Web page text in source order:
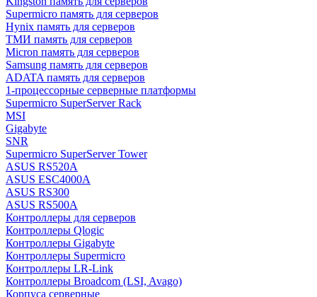
Supermicro память для серверов
Hynix память для серверов
ТМИ память для серверов
Micron память для серверов
Samsung память для серверов
ADATA память для серверов
1-процессорные серверные платформы
Supermicro SuperServer Rack
MSI
Gigabyte
SNR
Supermicro SuperServer Tower
ASUS RS520A
ASUS ESC4000A
ASUS RS300
ASUS RS500A
Контроллеры для серверов
Контроллеры Qlogic
Контроллеры Gigabyte
Контроллеры Supermicro
Контроллеры LR-Link
Контроллеры Broadcom (LSI, Avago)
Корпуса серверные